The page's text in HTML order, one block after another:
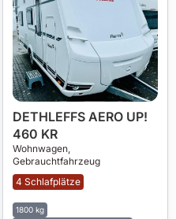
DETHLEFFS AERO UP!
460 KR
Wohnwagen,
Gebrauchtfahrzeug
4 Schlafplätze
1800 kg